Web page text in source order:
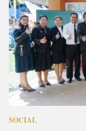
SOCIAL